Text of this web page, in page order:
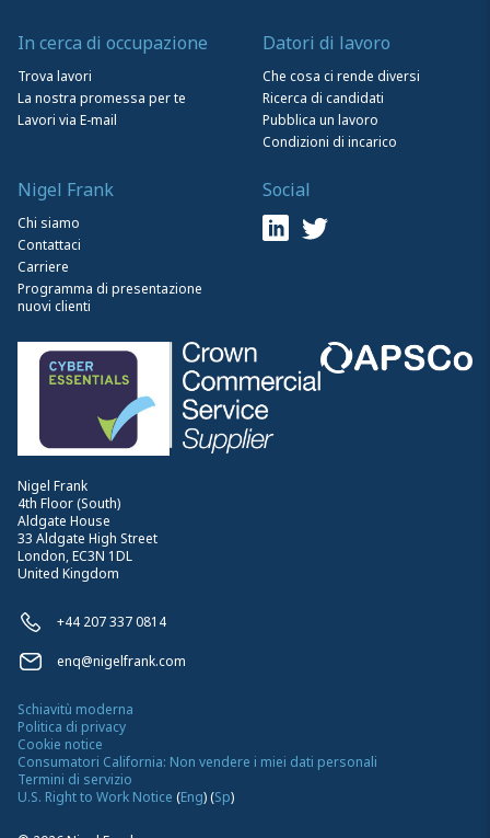
Nigel Frank
4th Floor (South)
Aldgate House
33 Aldgate High Street
London, EC3N 1DL
United Kingdom
+44 207 337 0814
enq@nigelfrank.com
In cerca di occupazione
Trova lavori
La nostra promessa per te
Lavori via E-mail
Datori di lavoro
Che cosa ci rende diversi
Ricerca di candidati
Pubblica un lavoro
Condizioni di incarico
Nigel Frank
Chi siamo
Contattaci
Carriere
Programma di presentazione
nuovi clienti
Social
Schiavitù moderna
Politica di privacy
Cookie notice
Consumatori California: Non vendere i miei dati personali
Termini di servizio
U.S. Right to Work Notice (Eng)(Sp)